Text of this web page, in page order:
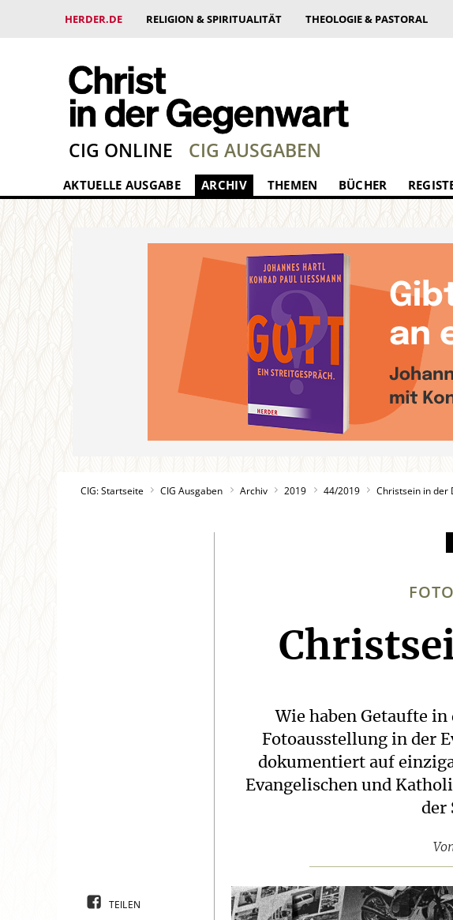
HERDER.DE RELIGION & SPIRITUALITÄT THEOLOGIE & PASTORAL
CIG ONLINE CIG AUSGABEN
AKTUELLE AUSGABE ARCHIV THEMEN BÜCHER
CIG: Startseite CIG Ausgaben Archiv 2019 44/2019 Christsein in der
Wie haben Getaufte in
Fotoausstellung in der
dokumentiert auf
Evangelischen und
der
TEILEN